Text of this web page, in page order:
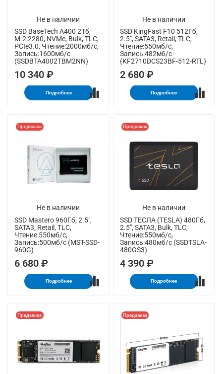
Не в наличии
SSD BaseTech A400 2Тб,
M.2 2280, NVMe, Bulk, TLC,
PCIe3.0, Чтение:2000мб/с,
Запись:1600мб/с
(SSDBTA4002TBM2NN)
10 340 ₽
Подробнее
Не в наличии
SSD KingFast F10 512Гб,
2.5", SATA3, Retail, TLC,
Чтение:550мб/с,
Запись:482мб/с
(KF2710DCS23BF-512-RTL)
2 680 ₽
Подробнее
Не в наличии
Предзаказ
SSD Mastero 960Гб, 2.5",
SATA3, Retail, TLC,
Чтение:550мб/с,
Запись:500мб/с (MST-SSD-
960G)
6 680 ₽
Подробнее
Не в наличии
Предзаказ
SSD ТЕСЛА (TESLA) 480Гб,
2.5", SATA3, Bulk, TLC,
Чтение:550мб/с,
Запись:480мб/с (SSDTSLA-
480GS3)
4 390 ₽
Подробнее
Предзаказ Предзаказ